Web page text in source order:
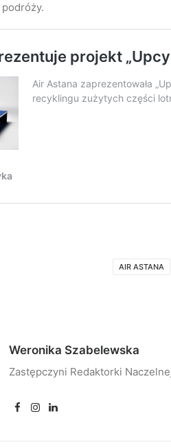
AIR ASTANA
Weronika Szabelewska
Zastępczyni Redaktorki